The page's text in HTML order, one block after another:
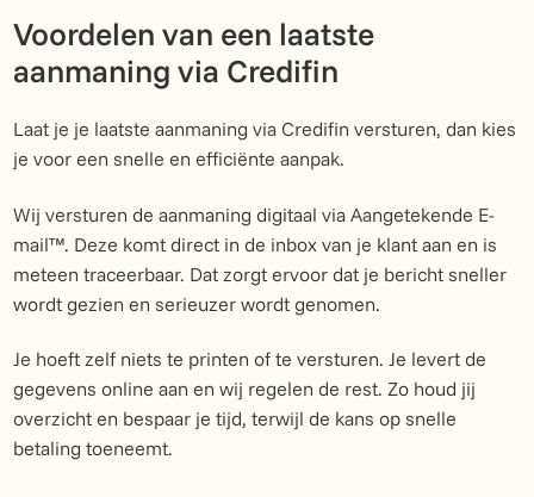
Voordelen van een laatste
aanmaning via Credifin
Laat je je laatste aanmaning via Credifin versturen, dan kies
je voor een snelle en efficiënte aanpak.
Wij versturen de aanmaning digitaal via Aangetekende E-
mail™. Deze komt direct in de inbox van je klant aan en is
meteen traceerbaar. Dat zorgt ervoor dat je bericht sneller
wordt gezien en serieuzer wordt genomen.
Je hoeft zelf niets te printen of te versturen. Je levert de
gegevens online aan en wij regelen de rest. Zo houd jij
overzicht en bespaar je tijd, terwijl de kans op snelle
betaling toeneemt.